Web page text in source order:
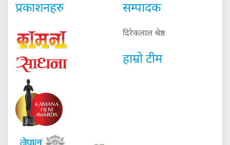
प्रकाशनहरु सम्पादक
दिरेकलाल श्रेष्ठ
हाम्रो टीम